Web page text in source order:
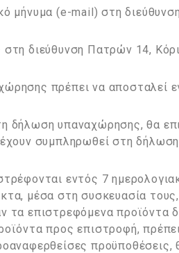
μήνυμα (e-mail) στη
διεύθυνση Πατρών 14,
πρέπει να αποσταλεί
δήλωση υπαναχώρησης, θα
συμπληρωθεί στη
εντός 7
μέσα στη συσκευασία
τα επιστρεφόμενα προϊόντα
προς επιστροφή,